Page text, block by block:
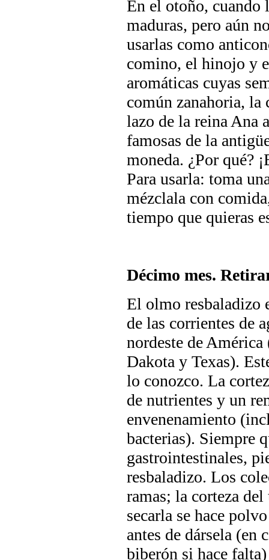
En el otoño, cuando
maduras, pero aún
usarlas como
comino, el hinojo y
aromáticas cuyas
común zanahoria,
lazo de la reina Ana
famosas de la
moneda. ¿Por qué?
Para usarla: toma
mézclala con
tiempo que quieras
Décimo mes.
El olmo resbaladizo
de las corrientes de
nordeste de
Dakota y Texas).
lo conozco. La
de nutrientes y un
envenenamiento
bacterias). Siempre
gastrointestinales,
resbaladizo. Los
ramas; la corteza del
secarla se hace
antes de dársela (en
biberón si hace